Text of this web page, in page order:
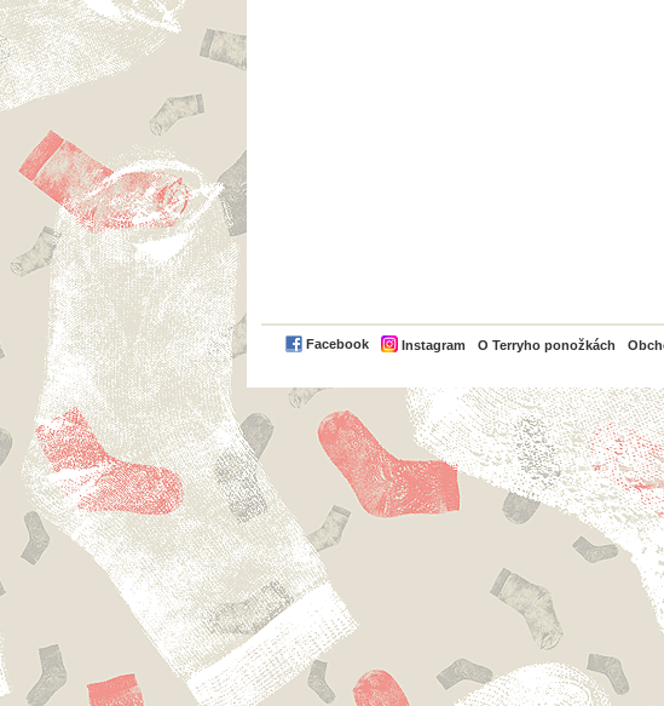
Facebook Instagram O Terryho ponožkách PayPal